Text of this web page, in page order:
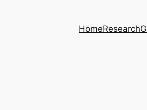
HomeResearch